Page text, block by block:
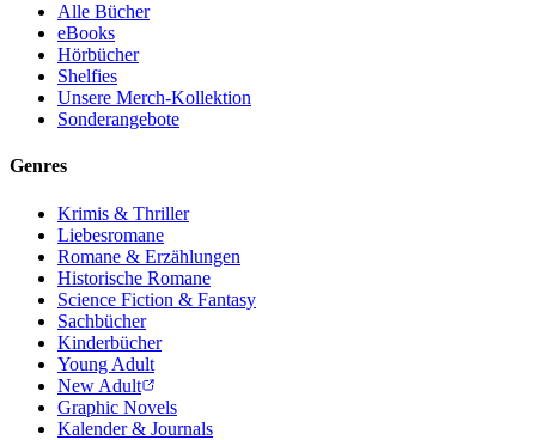
Alle Bücher
eBooks
Hörbücher
Shelfies
Unsere Merch-Kollektion
Sonderangebote
Genres
Krimis & Thriller
Liebesromane
Romane & Erzählungen
Historische Romane
Science Fiction & Fantasy
Sachbücher
Kinderbücher
Young Adult
New Adult
Graphic Novels
Kalender & Journals